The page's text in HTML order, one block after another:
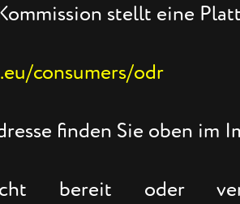
stellt eine
consumers/odr
finden Sie oben im
bereit oder